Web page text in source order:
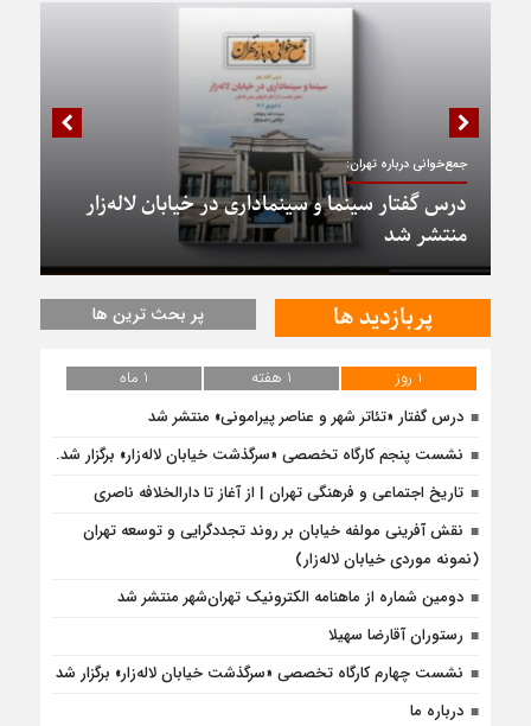
جمع‌خوانی درباره تهران:
درس گفتار سینما و سینماداری در خیابان لاله‌زار
منتشر شد
پربازدید ها پر بحث ترین ها
1 روز 1 هفته
1 ماه
درس‌ گفتار «تئاتر شهر و عناصر پیرامونی» منتشر شد
نشست پنجم کارگاه تخصصی «سرگذشت خیابان لاله‌زار» برگزار شد.
تاریخ اجتماعی و فرهنگی تهران | از آغاز تا دارالخلافه ناصری
نقش آفرینی مولفه خیابان بر روند تجددگرایی و توسعه تهران
(نمونه موردی خیابان لاله‌زار)
دومین شماره از ماهنامه الکترونیک تهران‌شهر منتشر شد
رستوران آقارضا سهیلا
نشست چهارم کارگاه تخصصی «سرگذشت خیابان لاله‌زار» برگزار شد
درباره ما